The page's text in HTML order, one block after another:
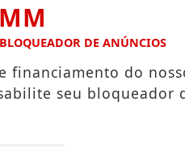
DE ANÚNCIOS
do
seu bloqueador